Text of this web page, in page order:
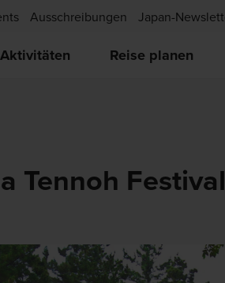
Ausschreibungen Japan-
Aktivitäten Reise planen
Tennoh Festival